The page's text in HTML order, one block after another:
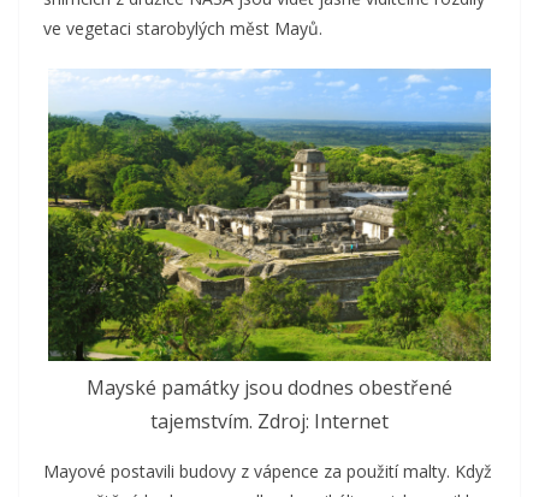
ve vegetaci starobylých měst Mayů.
Mayské památky jsou dodnes obestřené
tajemstvím. Zdroj: Internet
Mayové postavili budovy z vápence za použití malty. Když